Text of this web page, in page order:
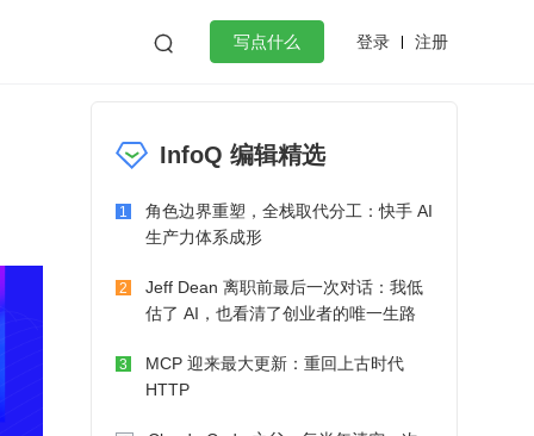
 写点什么 登录 注册
微服务架构 flutter
InfoQ 编辑精选
1
角色边界重塑，全栈取代分工：快手 AI
生产力体系成形
2
Jeff Dean 离职前最后一次对话：我低
估了 AI，也看清了创业者的唯一生路
3
MCP 迎来最大更新：重回上古时代
HTTP